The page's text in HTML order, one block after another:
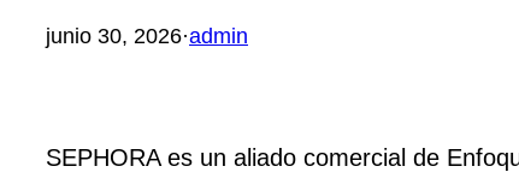
junio 30, 2026·admin
SEPHORA es un aliado comercial de